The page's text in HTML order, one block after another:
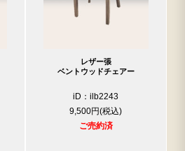
レザー張
ベントウッドチェアー
iD：ilb2243
9,500円
ご売約済